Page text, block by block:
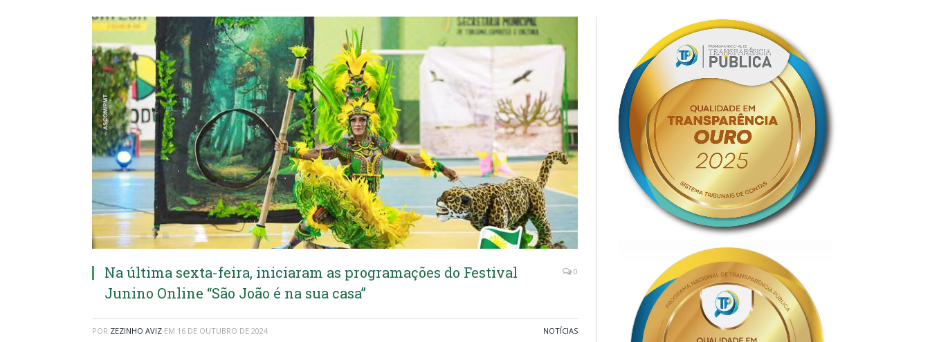
Na última sexta-feira, iniciaram as programações do Festival
Junino Online “São João é na sua casa”
0
POR ZEZINHO AVIZ EM 16 DE OUTUBRO DE 2024 NOTÍCIAS